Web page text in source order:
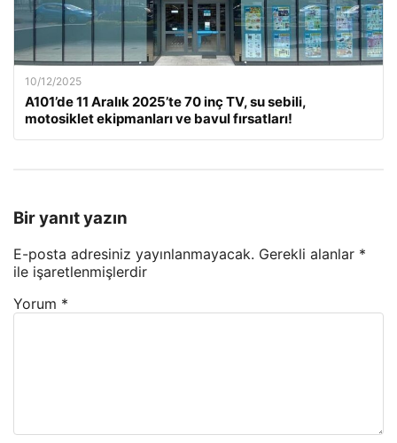
10/12/2025
A101’de 11 Aralık 2025’te 70 inç TV, su sebili,
motosiklet ekipmanları ve bavul fırsatları!
Bir yanıt yazın
E-posta adresiniz yayınlanmayacak. Gerekli alanlar *
ile işaretlenmişlerdir
Yorum *